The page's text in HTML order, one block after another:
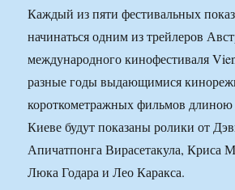
Каждый из пяти фестивальных
начинаться одним из трейлеров
международного кинофестиваля
разные годы выдающимися
короткометражных фильмов
Киеве будут показаны ролики от
Апичатпонга Вирасетакула, Криса
Люка Годара и Лео Каракса.